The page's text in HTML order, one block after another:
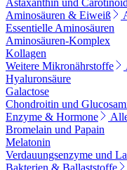
Astaxanthin und
Aminosäuren & Eiweiß
Essentielle Aminosäuren
Aminosäuren-Komplex
Kollagen
Weitere Mikronährstoffe
Hyaluronsäure
Galactose
Chondroitin und
Enzyme & Hormone
Bromelain und Papain
Melatonin
Verdauungsenzyme und